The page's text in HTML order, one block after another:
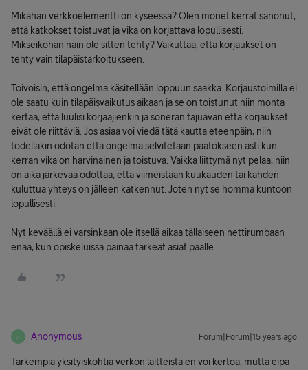
Mikähän verkkoelementti on kyseessä? Olen monet kerrat sanonut,
että katkokset toistuvat ja vika on korjattava lopullisesti.
Mikseiköhän näin ole sitten tehty? Vaikuttaa, että korjaukset on
tehty vain tilapäistarkoitukseen.
Toivoisin, että ongelma käsitellään loppuun saakka. Korjaustoimilla ei
ole saatu kuin tilapäisvaikutus aikaan ja se on toistunut niin monta
kertaa, että luulisi korjaajienkin ja soneran tajuavan että korjaukset
eivät ole riittäviä. Jos asiaa voi viedä tätä kautta eteenpäin, niin
todellakin odotan että ongelma selvitetään päätökseen asti kun
kerran vika on harvinainen ja toistuva. Vaikka liittymä nyt pelaa, niin
on aika järkevää odottaa, että viimeistään kuukauden tai kahden
kuluttua yhteys on jälleen katkennut. Joten nyt se homma kuntoon
lopullisesti.
Nyt keväällä ei varsinkaan ole itsellä aikaa tällaiseen nettirumbaan
enää, kun opiskeluissa painaa tärkeät asiat päälle.
A Anonymous Forum|Forum|15 years ago
Tarkempia yksityiskohtia verkon laitteista en voi kertoa, mutta eipä